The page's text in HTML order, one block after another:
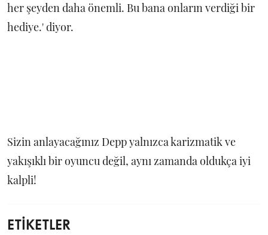
her şeyden daha önemli. Bu bana onların verdiği bir
hediye.' diyor.
Sizin anlayacağınız Depp yalnızca karizmatik ve
yakışıklı bir oyuncu değil, aynı zamanda oldukça iyi
kalpli!
ETİKETLER